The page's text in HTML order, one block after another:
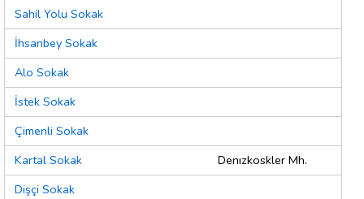
Sahil Yolu Sokak
İhsanbey Sokak
Alo Sokak
İstek Sokak
Çimenli Sokak
Kartal Sokak
Denızkoskler Mh.
Dişçi Sokak